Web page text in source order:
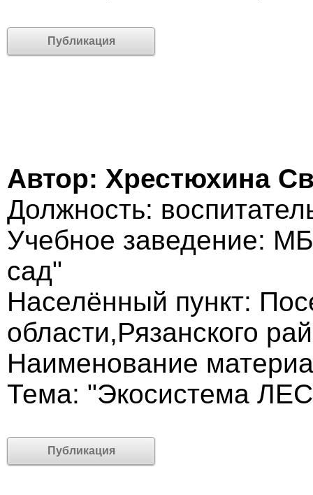
Публикация
Автор: Хрестюхина
Должность:
Учебное заведение:
сад"
Населённый пункт:
области,Рязанского
Наименование
Тема: "Экосистема
Публикация